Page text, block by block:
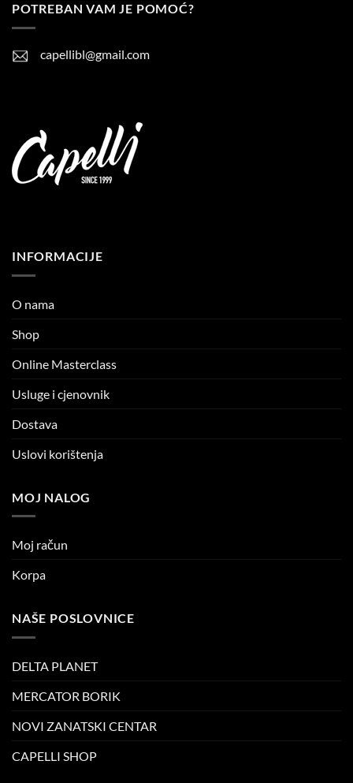
POTREBAN VAM JE POMOĆ?
capellibl@gmail.com
INFORMACIJE
O nama
Shop
Online Masterclass
Usluge i cjenovnik
Dostava
Uslovi korištenja
MOJ NALOG
Moj račun
Korpa
NAŠE POSLOVNICE
DELTA PLANET
MERCATOR BORIK
NOVI ZANATSKI CENTAR
CAPELLI SHOP